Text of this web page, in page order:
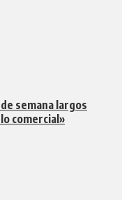
semana largos
comercial»